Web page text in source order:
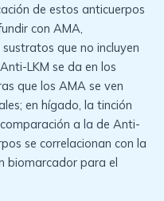
de estos anticuerpos
con AMA,
que no incluyen
LKM se da en los
que los AMA se ven
en hígado, la tinción
a la de Anti-
se correlacionan con la
biomarcador para el